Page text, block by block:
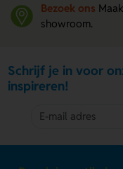
Bezoek ons
showroom.
Schrijf je in voor
inspireren!